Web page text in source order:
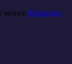
записи Крокодил